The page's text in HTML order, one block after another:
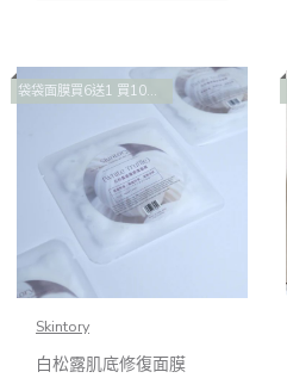
袋袋面膜買6送1 買10送2 買14送4
Skintory
白松露肌底修復面膜